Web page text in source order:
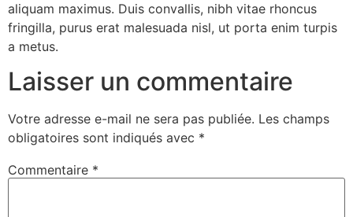
aliquam maximus. Duis convallis, nibh vitae rhoncus
fringilla, purus erat malesuada nisl, ut porta enim turpis
a metus.
Laisser un commentaire
Votre adresse e-mail ne sera pas publiée. Les champs
obligatoires sont indiqués avec *
Commentaire *